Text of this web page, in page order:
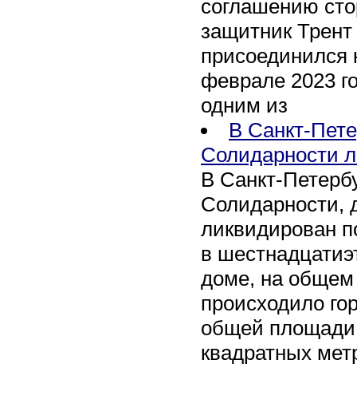
соглашению
защитник
присоединился
феврале 2023
одним из
В Санкт-
Солидарности
В Санкт-
Солидарности,
ликвидирован
в
доме, на общем
происходило
общей площади
квадратных